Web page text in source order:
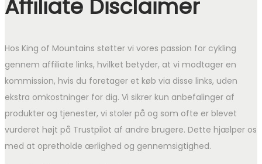
Affiliate Disclaimer
Hos King of Mountains støtter vi vores passion for cykling
gennem affiliate links, hvilket betyder, at vi modtager en
kommission, hvis du foretager et køb via disse links, uden
ekstra omkostninger for dig. Vi sikrer kun anbefalinger af
produkter og tjenester, vi stoler på og som ofte er blevet
vurderet højt på Trustpilot af andre brugere. Dette hjælper os
med at opretholde ærlighed og gennemsigtighed.